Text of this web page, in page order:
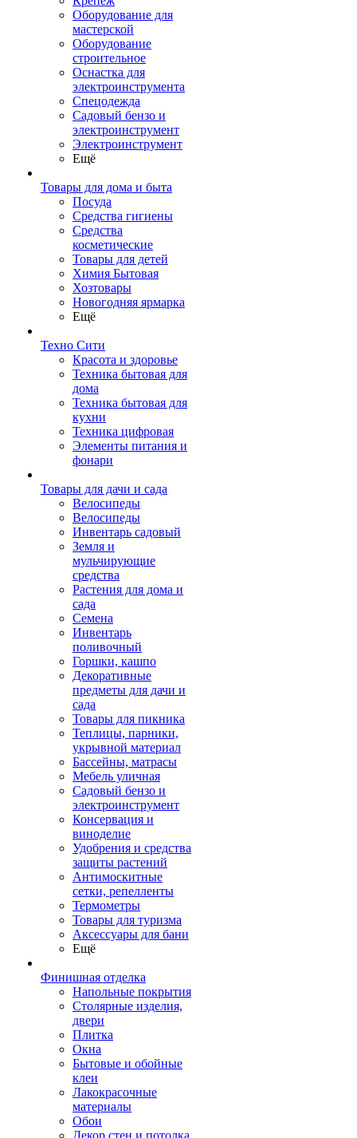
Оборудование для
мастерской
Оборудование
строительное
Оснастка для
электроинструмента
Спецодежда
Садовый бензо и
электроинструмент
Электроинструмент
Ещё
Товары для дома и быта
Посуда
Средства гигиены
Средства
косметические
Товары для детей
Химия Бытовая
Хозтовары
Новогодняя ярмарка
Ещё
Техно Сити
Красота и здоровье
Техника бытовая для
дома
Техника бытовая для
кухни
Техника цифровая
Элементы питания и
фонари
Товары для дачи и сада
Велосипеды
Велосипеды
Инвентарь садовый
Земля и
мульчирующие
средства
Растения для дома и
сада
Семена
Инвентарь
поливочный
Горшки, кашпо
Декоративные
предметы для дачи и
сада
Товары для пикника
Теплицы, парники,
укрывной материал
Бассейны, матрасы
Мебель уличная
Садовый бензо и
электроинструмент
Консервация и
виноделие
Удобрения и средства
защиты растений
Антимоскитные
сетки, репелленты
Термометры
Товары для туризма
Аксессуары для бани
Ещё
Финишная отделка
Напольные покрытия
Столярные изделия,
двери
Плитка
Окна
Бытовые и обойные
клеи
Лакокрасочные
материалы
Обои
Декор стен и потолка